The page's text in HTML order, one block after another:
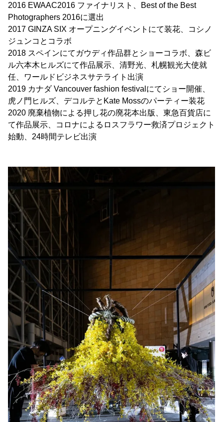
2016 EWAAC2016 ファイナリスト、Best of the Best
Photographers 2016に選出
2017 GINZA SIX オープニングイベントにて装花、コシノ
ジュンコとコラボ
2018 スペインにてガウディ作品群とショーコラボ、森ビ
ル六本木ヒルズにて作品展示、清野光、札幌観光大使就
任、ワールドビジネスサテライト出演
2019 カナダ Vancouver fashion festivalにてショー開催、
虎ノ門ヒルズ、デコルテとKate Mossのパーティー装花
2020 廃棄植物による押し花の廃花本出版、東急百貨店に
て作品展示、コロナによるロスフラワー救済プロジェクト
始動、24時間テレビ出演